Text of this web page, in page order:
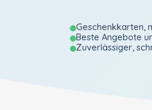
Geschenkkarten,
Beste Angebote
Zuverlässiger,